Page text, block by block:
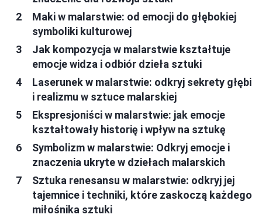
Maki w malarstwie: od emocji do głębokiej
symboliki kulturowej
Jak kompozycja w malarstwie kształtuje
emocje widza i odbiór dzieła sztuki
Laserunek w malarstwie: odkryj sekrety głębi
i realizmu w sztuce malarskiej
Ekspresjoniści w malarstwie: jak emocje
kształtowały historię i wpływ na sztukę
Symbolizm w malarstwie: Odkryj emocje i
znaczenia ukryte w dziełach malarskich
Sztuka renesansu w malarstwie: odkryj jej
tajemnice i techniki, które zaskoczą każdego
miłośnika sztuki